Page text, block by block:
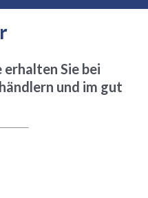
Sie bei
und im gut